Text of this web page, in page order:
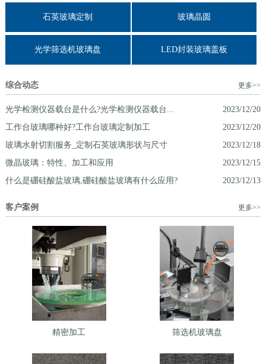
石英玻璃定制 玻璃晶圆
光学筛选机玻璃盘 LED封装玻璃盖板
更多>>
综合动态
2023/12/20
光学检测仪器载台是什么?光学检测仪器载台...
2023/12/20
工作台玻璃哪种好?工作台玻璃定制加工
2023/12/18
玻璃水射切割服务_定制石英玻璃形状与尺寸
2023/12/15
微晶玻璃：特性、加工和应用
2023/12/13
什么是硼硅酸盐玻璃,硼硅酸盐玻璃有什么应用?
更多>>
客户案例
精密加工 筛选机玻璃盘